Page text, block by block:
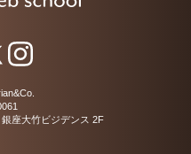
座大竹ビジデンス 2F